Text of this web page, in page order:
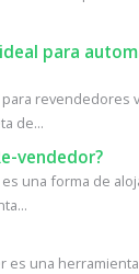
para
revendedores
de...
vendedor?
una forma de
es una